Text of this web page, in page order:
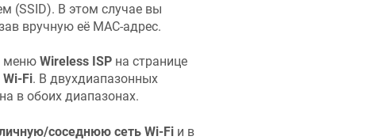
(SSID). В этом случае вы
вручную её MAC-адрес.
меню Wireless ISPна странице
Fi. В двухдиапазонных
в обоих диапазонах.
соседнюю сеть Wi-Fiи в